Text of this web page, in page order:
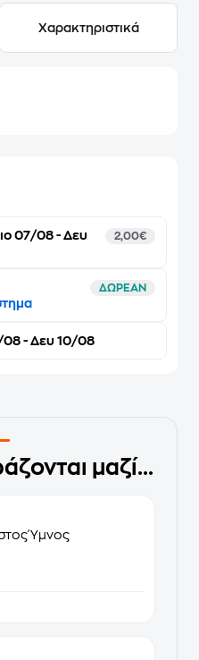
Χαρακτηριστικά
07/08 - Δευ
2,00€
ΔΩΡΕΑΝ
08 - Δευ 10/08
μαζί...
Ύμνος